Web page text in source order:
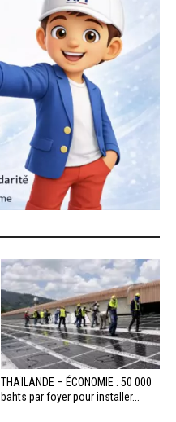
THAÏLANDE – ÉCONOMIE : 50 000
bahts par foyer pour installer...